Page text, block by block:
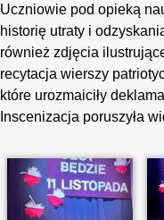
Uczniowie pod opieką
historię utraty i
również zdjęcia
recytacja wierszy
które urozmaiciły
Inscenizacja poruszyła